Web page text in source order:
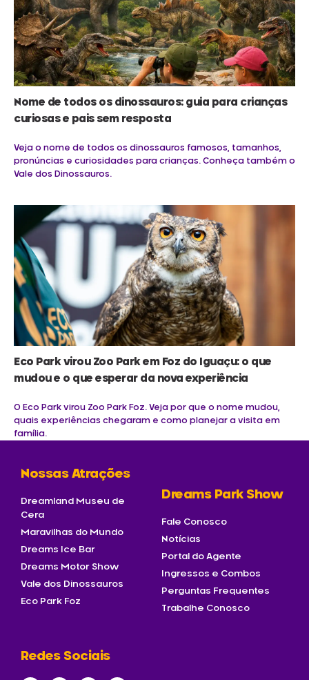
Nome de todos os dinossauros: guia para crianças
curiosas e pais sem resposta
Veja o nome de todos os dinossauros famosos, tamanhos,
pronúncias e curiosidades para crianças. Conheça também o
Vale dos Dinossauros.
Eco Park virou Zoo Park em Foz do Iguaçu: o que
mudou e o que esperar da nova experiência
O Eco Park virou Zoo Park Foz. Veja por que o nome mudou,
quais experiências chegaram e como planejar a visita em
família.
Nossas Atrações
Dreamland Museu de
Cera
Maravilhas do Mundo
Dreams Ice Bar
Dreams Motor Show
Vale dos Dinossauros
Eco Park Foz
Dreams Park Show
Fale Conosco
Notícias
Portal do Agente
Ingressos e Combos
Perguntas Frequentes
Trabalhe Conosco
Redes Sociais